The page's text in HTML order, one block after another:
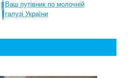
Ваш путівник по молочній
галузі України